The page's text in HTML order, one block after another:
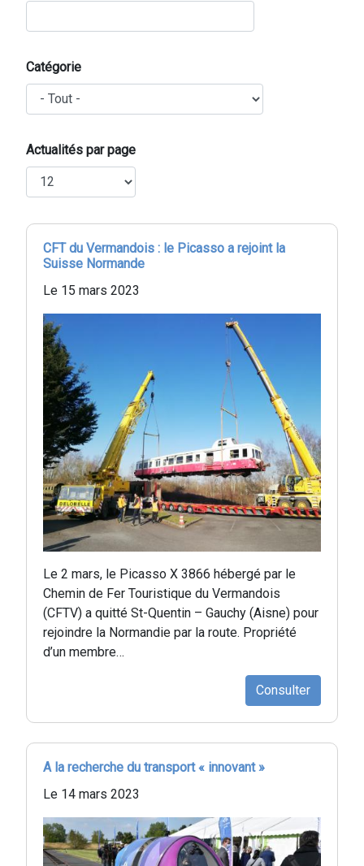
Catégorie
Actualités par page
CFT du Vermandois : le Picasso a rejoint la
Suisse Normande
Le 15 mars 2023
Le 2 mars, le Picasso X 3866 hébergé par le
Chemin de Fer Touristique du Vermandois
(CFTV) a quitté St-Quentin – Gauchy (Aisne) pour
rejoindre la Normandie par la route. Propriété
d’un membre…
Consulter
A la recherche du transport « innovant »
Le 14 mars 2023